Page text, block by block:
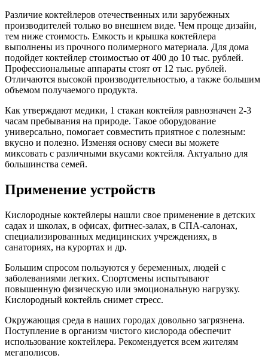
Различие коктейлеров отечественных или зарубежных
производителей только во внешнем виде. Чем проще дизайн,
тем ниже стоимость. Емкость и крышка коктейлера
выполнены из прочного полимерного материала. Для дома
подойдет коктейлер стоимостью от 400 до 10 тыс. рублей.
Профессиональные аппараты стоят от 12 тыс. рублей.
Отличаются высокой производительностью, а также большим
объемом получаемого продукта.
Как утверждают медики, 1 стакан коктейля равнозначен 2-3
часам пребывания на природе. Такое оборудование
универсально, помогает совместить приятное с полезным:
вкусно и полезно. Изменяя основу смеси вы можете
миксовать с различными вкусами коктейля. Актуально для
большинства семей.
Применение устройств
Кислородные коктейлеры нашли свое применение в детских
садах и школах, в офисах, фитнес-залах, в СПА-салонах,
специализированных медицинских учреждениях, в
санаториях, на курортах и др.
Большим спросом пользуются у беременных, людей с
заболеваниями легких. Спортсмены испытывают
повышенную физическую или эмоциональную нагрузку.
Кислородный коктейль снимет стресс.
Окружающая среда в наших городах довольно загрязнена.
Поступление в организм чистого кислорода обеспечит
использование коктейлера. Рекомендуется всем жителям
мегаполисов.